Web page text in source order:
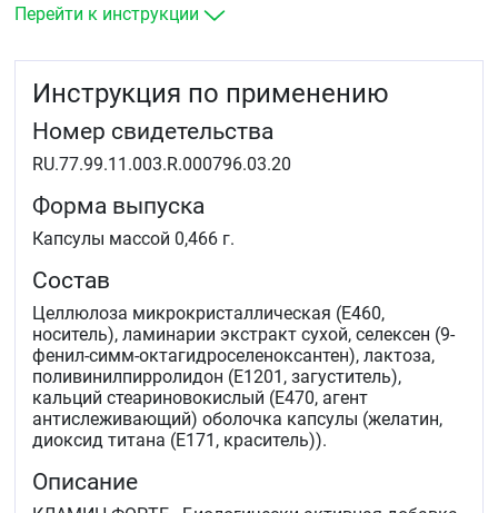
Перейти к инструкции
Инструкция по применению
Номер свидетельства
RU.77.99.11.003.R.000796.03.20
Форма выпуска
Капсулы массой 0,466 г.
Состав
Целлюлоза микрокристаллическая (Е460,
носитель), ламинарии экстракт сухой, селексен (9-
фенил-симм-октагидроселеноксантен), лактоза,
поливинилпирролидон (Е1201, загуститель),
кальций стеариновокислый (Е470, агент
антислеживающий) оболочка капсулы (желатин,
диоксид титана (Е171, краситель)).
Описание